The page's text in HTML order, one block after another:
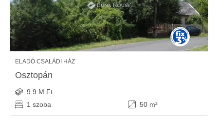
ELADÓ CSALÁDI HÁZ
Osztopán
9.9 M Ft
1 szoba
50 m²